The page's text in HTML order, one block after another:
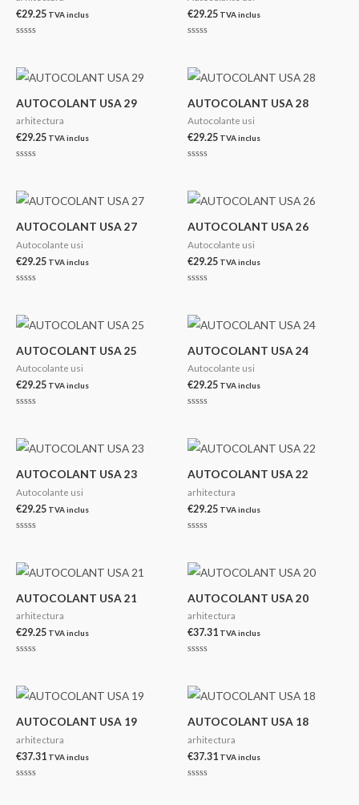
€29.25 TVA inclus
din
5
€29.25 TVA inclus
din
5
AUTOCOLANT USA 29
arhitectura
€29.25 TVA inclus
din
5
AUTOCOLANT USA 28
Autocolante usi
€29.25 TVA inclus
din
5
AUTOCOLANT USA 27
Autocolante usi
€29.25 TVA inclus
din
5
AUTOCOLANT USA 26
Autocolante usi
€29.25 TVA inclus
din
5
AUTOCOLANT USA 25
Autocolante usi
€29.25 TVA inclus
din
5
AUTOCOLANT USA 24
Autocolante usi
€29.25 TVA inclus
din
5
AUTOCOLANT USA 23
Autocolante usi
€29.25 TVA inclus
din
5
AUTOCOLANT USA 22
arhitectura
€29.25 TVA inclus
din
5
AUTOCOLANT USA 21
arhitectura
€29.25 TVA inclus
din
5
AUTOCOLANT USA 20
arhitectura
€37.31 TVA inclus
din
5
AUTOCOLANT USA 19
arhitectura
€37.31 TVA inclus
AUTOCOLANT USA 18
arhitectura
€37.31 TVA inclus